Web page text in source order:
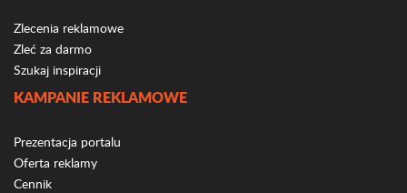
Zlecenia reklamowe
Zleć za darmo
Szukaj inspiracji
KAMPANIE REKLAMOWE
Prezentacja portalu
Oferta reklamy
Cennik